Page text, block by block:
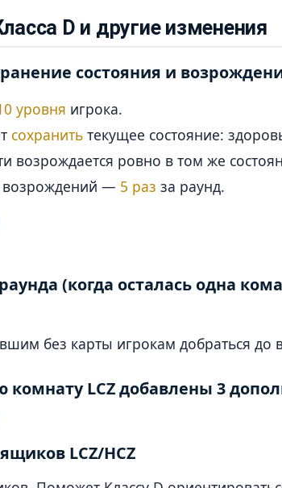
D и другие изменения
состояния и
уровня игрока.
сохранить текущее состояние:
возрождается ровно в том же
возрождений — 5 раз за раунд.
(когда осталась одна
без карты игрокам добраться до
комнату LCZ добавлены 3
LCZ/HCZ